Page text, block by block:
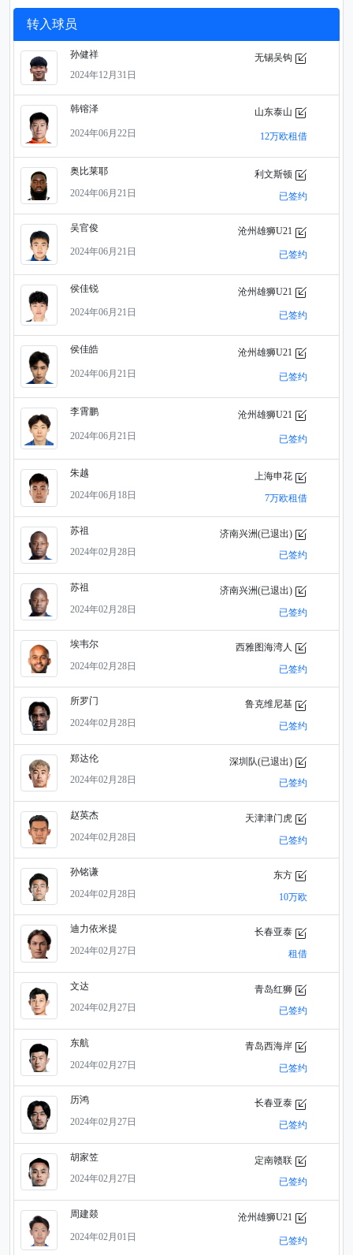
转入球员
孙健祥
2024年12月31日
无锡吴钩
韩镕泽
2024年06月22日
山东泰山
12万欧租借
奥比莱耶
2024年06月21日
利文斯顿
已签约
吴官俊
2024年06月21日
沧州雄狮U21
已签约
侯佳锐
2024年06月21日
沧州雄狮U21
已签约
侯佳皓
2024年06月21日
沧州雄狮U21
已签约
李霄鹏
2024年06月21日
沧州雄狮U21
已签约
朱越
2024年06月18日
上海申花
7万欧租借
苏祖
2024年02月28日
济南兴洲(已退出)
已签约
苏祖
2024年02月28日
济南兴洲(已退出)
已签约
埃韦尔
2024年02月28日
西雅图海湾人
已签约
所罗门
2024年02月28日
鲁克维尼基
已签约
郑达伦
2024年02月28日
深圳队(已退出)
已签约
赵英杰
2024年02月28日
天津津门虎
已签约
孙铭谦
2024年02月28日
东方
10万欧
迪力依米提
2024年02月27日
长春亚泰
租借
文达
2024年02月27日
青岛红狮
已签约
东航
2024年02月27日
青岛西海岸
已签约
历鸿
2024年02月27日
长春亚泰
已签约
胡家笠
2024年02月27日
定南赣联
已签约
周建燚
2024年02月01日
沧州雄狮U21
已签约